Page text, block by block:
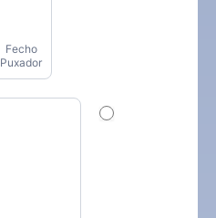
Fecho
Puxador